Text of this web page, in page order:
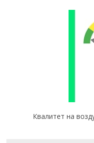
Квалитет на